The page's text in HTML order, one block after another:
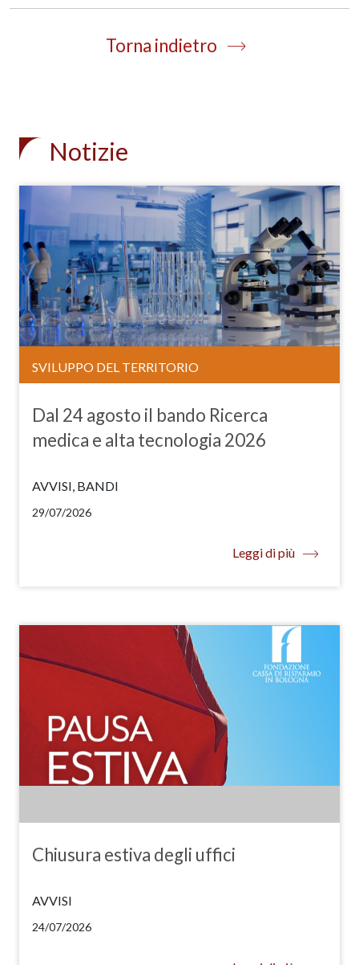
Torna indietro
Notizie
SVILUPPO DEL TERRITORIO
Dal 24 agosto il bando Ricerca
medica e alta tecnologia 2026
AVVISI, BANDI
29/07/2026
Leggi di più
Chiusura estiva degli uffici
AVVISI
24/07/2026